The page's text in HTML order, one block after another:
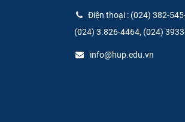
Điện thoại : (024) 382-
(024) 3.826-4464, (024)
info@hup.edu.vn